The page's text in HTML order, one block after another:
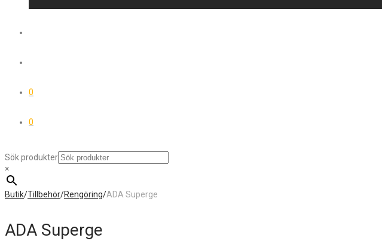
0
0
Sök produkter
×
Butik/Tillbehör/Rengöring/ADA Superge
ADA Superge